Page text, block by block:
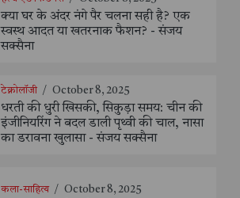
क्या घर के अंदर नंगे पैर चलना सही है? एक
स्वस्थ आदत या खतरनाक फैशन? - संजय
सक्सैना
टेक्नोलॉजी / October 8, 2025
धरती की धुरी खिसकी, सिकुड़ा समय: चीन की
इंजीनियरिंग ने बदल डाली पृथ्वी की चाल, नासा
का डरावना खुलासा - संजय सक्सैना
कला-साहित्य / October 8, 2025